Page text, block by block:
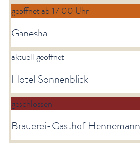
geöffnet ab 17:00 Uhr
Ganesha
aktuell geöffnet
Hotel Sonnenblick
geschlossen
Brauerei-Gasthof Hennemann